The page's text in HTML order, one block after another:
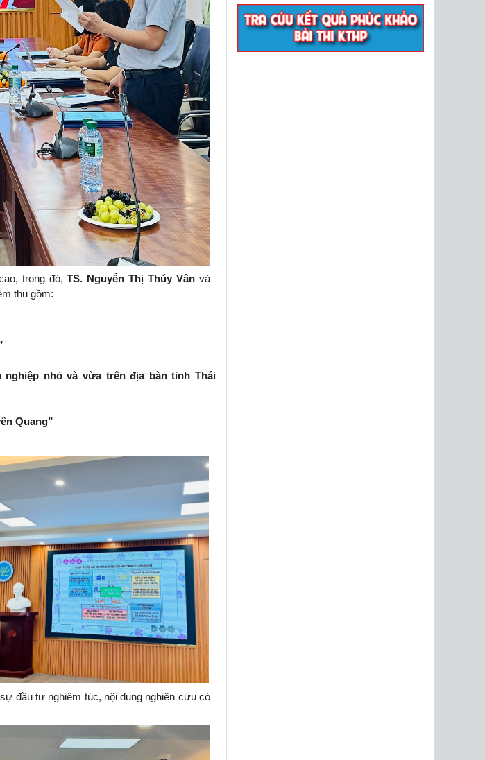
trong đó,TS. Nguyễn Thị Thúy Vân và
thu gồm:
nhỏ và vừa trên địa bàn tỉnh Thái
Quang”
đầu tư nghiêm túc, nội dung nghiên cứu có